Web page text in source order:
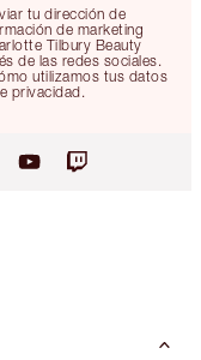
tu dirección de
de marketing
Tilbury Beauty
de las redes sociales.
utilizamos tus datos
privacidad.